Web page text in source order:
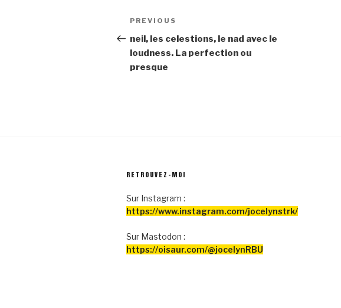
Navigation
de
l’article
Previous
Post
PREVIOUS
neil, les celestions, le nad avec le
loudness. La perfection ou
presque
RETROUVEZ-MOI
Sur Instagram :
https://www.instagram.com/jocelynstrk/
Sur Mastodon :
https://oisaur.com/@jocelynRBU